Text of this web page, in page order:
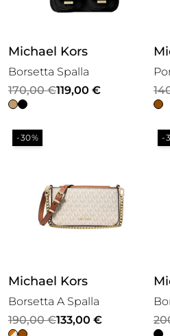
Michael Kors
Borsetta Spalla
170,00€
Il
prezzo
originale
era:
119,00 €
Il
prezzo
attuale
è:
Il
era:
Il
è:
-30%
Michael Kors
Borsetta A Spalla
190,00€
Il
133,00 €
Il
-
Il
Il